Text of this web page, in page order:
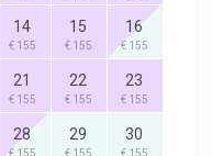
14
€ 155
15
€ 155
16
€ 155
21
€ 155
22
€ 155
23
€ 155
28
€ 155
29
€ 155
30
€ 155